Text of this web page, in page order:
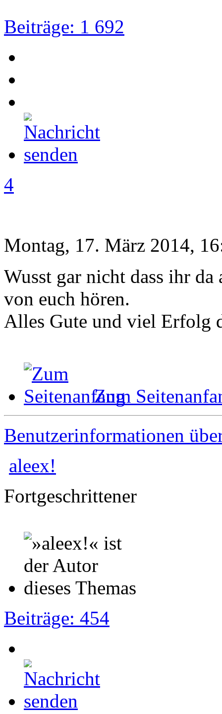
Beiträge: 1 692
4
Montag, 17. März 2014,
Wusst gar nicht dass ihr
von euch hören.
Alles Gute und viel Erfolg
Zum
Benutzerinformationen
aleex!
Fortgeschrittener
Beiträge: 454